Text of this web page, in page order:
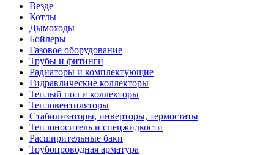
Везде
Котлы
Дымоходы
Бойлеры
Газовое оборудование
Трубы и фитинги
Радиаторы и комплектующие
Гидравлические коллекторы
Теплый пол и коллекторы
Тепловентиляторы
Стабилизаторы, инверторы, термостаты
Теплоноситель и спецжидкости
Расширительные баки
Трубопроводная арматура